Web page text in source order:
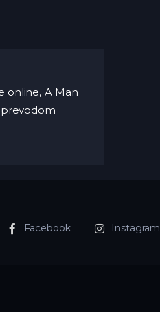
online, A Man
prevodom
Facebook Instagram